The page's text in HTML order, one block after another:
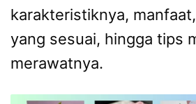
karakteristiknya,
yang sesuai, hingga tips
merawatnya.